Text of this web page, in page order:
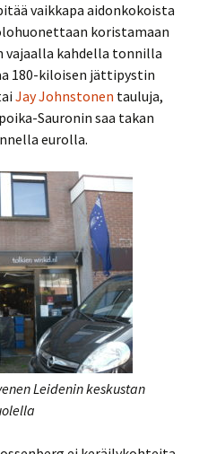
vaikkapa aidonkokoista
koristamaan
vajaalla kahdella tonnilla
180-kiloisen jättipystin
Jay Johnstonen tauluja,
Sauronin saa takan
eurolla.
Leidenin keskustan